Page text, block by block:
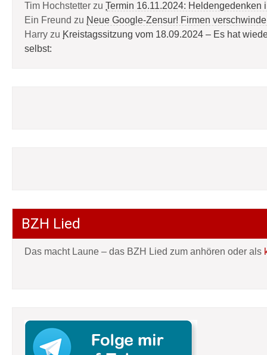
Tim Hochstetter zu Termin 16.11.2024: Heldengedenken
Ein Freund zu Neue Google-Zensur! Firmen
Harry zu Kreistagssitzung vom 18.09.2024 – Es hat
selbst:
BZH Lied
Das macht Laune – das BZH Lied zum anhören oder als